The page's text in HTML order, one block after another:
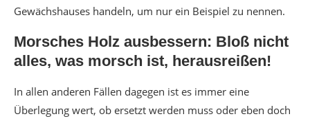
Gewächshauses handeln, um nur ein Beispiel zu nennen.
Morsches Holz ausbessern: Bloß nicht
alles, was morsch ist, herausreißen!
In allen anderen Fällen dagegen ist es immer eine
Überlegung wert, ob ersetzt werden muss oder eben doch